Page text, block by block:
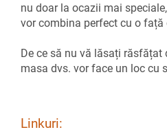
nu doar la ocazii mai
vor combina perfect cu o față
De ce să nu vă lăsați răsfățat
masa dvs. vor face un loc cu
Linkuri: